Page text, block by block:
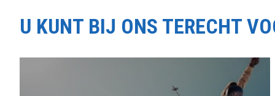
U KUNT BIJ ONS TERECHT